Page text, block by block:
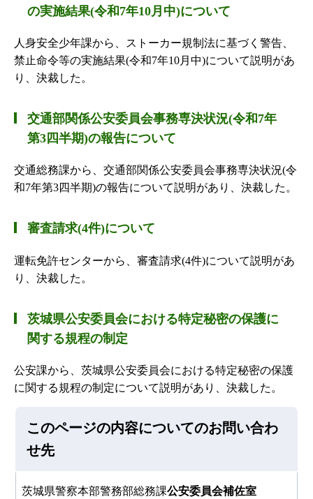
の実施結果(令和7年10月中)について
人身安全少年課から、ストーカー規制法に基づく警告、
禁止命令等の実施結果(令和7年10月中)について説明があ
り、決裁した。
交通部関係公安委員会事務専決状況(令和7年
第3四半期)の報告について
交通総務課から、交通部関係公安委員会事務専決状況(令
和7年第3四半期)の報告について説明があり、決裁した。
審査請求(4件)について
運転免許センターから、審査請求(4件)について説明があ
り、決裁した。
茨城県公安委員会における特定秘密の保護に
関する規程の制定
公安課から、茨城県公安委員会における特定秘密の保護
に関する規程の制定について説明があり、決裁した。
このページの内容についてのお問い合わ
せ先
茨城県警察本部警務部総務課公安委員会補佐室